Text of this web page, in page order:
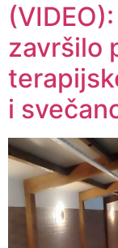
završilo
i